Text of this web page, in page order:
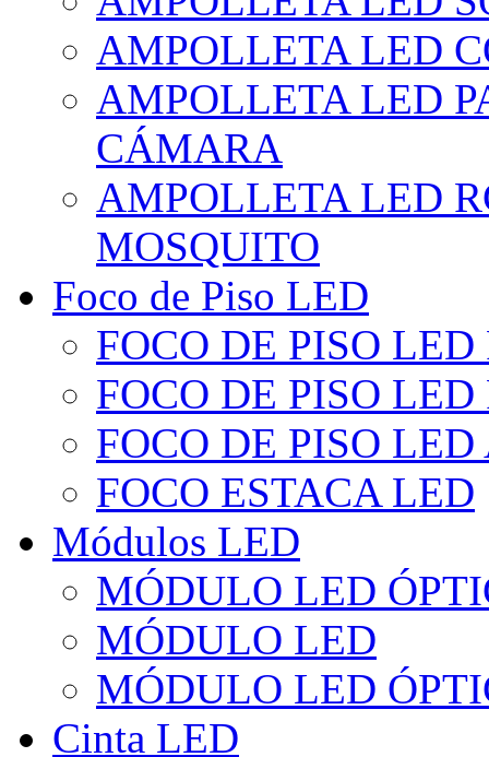
AMPOLLETA LED
AMPOLLETA LED
CÁMARA
AMPOLLETA LED
MOSQUITO
Foco de Piso LED
FOCO DE PISO
FOCO DE PISO
FOCO DE PISO
FOCO ESTACA LED
Módulos LED
MÓDULO LED
MÓDULO LED
MÓDULO LED
Cinta LED